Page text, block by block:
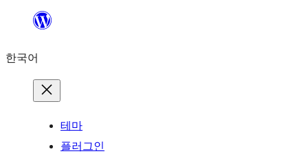
츠
한국어
테마
플러그인